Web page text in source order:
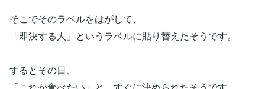
そこでそのラベルをはがして、
「即決する人」というラベルに貼り替えたそうです。
するとその日、